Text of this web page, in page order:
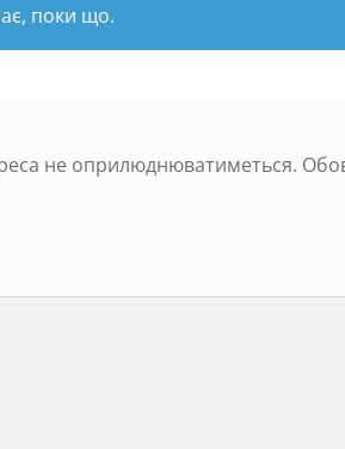
поки що.
не оприлюднюватиметься.